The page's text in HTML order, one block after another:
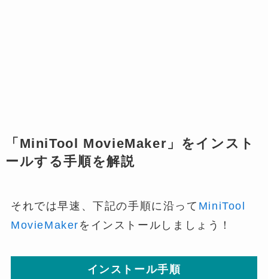
「MiniTool MovieMaker」をインスト
ールする手順を解説
それでは早速、下記の手順に沿って MiniTool
MovieMaker をインストールしましょう！
インストール手順